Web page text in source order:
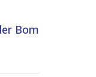
Bom